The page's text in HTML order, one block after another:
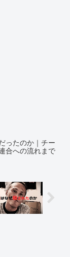
ったのか｜チー
合への流れまで